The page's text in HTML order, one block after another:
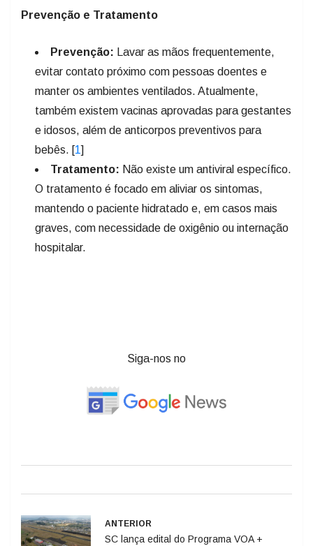
Prevenção e Tratamento
Prevenção: Lavar as mãos frequentemente,
evitar contato próximo com pessoas doentes e
manter os ambientes ventilados. Atualmente,
também existem vacinas aprovadas para gestantes
e idosos, além de anticorpos preventivos para
bebês. [1]
Tratamento: Não existe um antiviral específico.
O tratamento é focado em aliviar os sintomas,
mantendo o paciente hidratado e, em casos mais
graves, com necessidade de oxigênio ou internação
hospitalar.
Siga-nos no
ANTERIOR
SC lança edital do Programa VOA +